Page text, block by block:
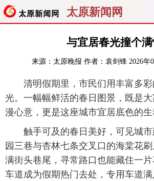
太原新闻网
聚焦 太原
经济 关注 文明
纵横 曝光 综合
旅游 理财 政务
看天下 晋月读 最太
太原日报 太原晚报
与宜居春光撞个
来源： 太原晚报 作者：袁剑锋 2026年
清明假期里，市民们用丰富多彩
光。一幅幅鲜活的春日图景，既是
漫心意，更是这座城市宜居底色的生
触手可及的春日美好，可见城市
园三巷与杏林七条交叉口的海棠花
满街头巷尾，寻常路口也能藏住一
车道成为假期热门去处，专用车道